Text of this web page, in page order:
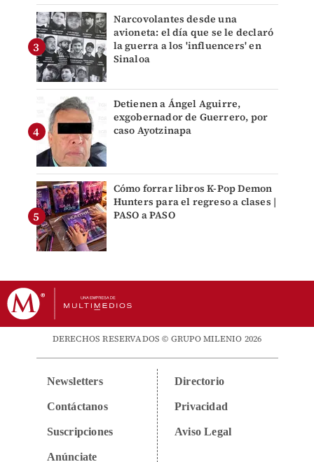
Narcovolantes desde una
avioneta: el día que se le declaró
la guerra a los 'influencers' en
Sinaloa
Detienen a Ángel Aguirre,
exgobernador de Guerrero, por
caso Ayotzinapa
Cómo forrar libros K-Pop Demon
Hunters para el regreso a clases |
PASO a PASO
DERECHOS RESERVADOS © GRUPO MILENIO 2026
Newsletters
Contáctanos
Suscripciones
Anúnciate
Directorio
Privacidad
Aviso Legal